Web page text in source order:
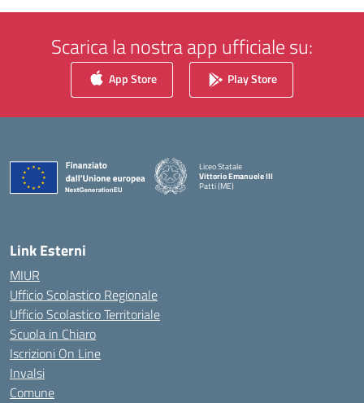
Scarica la nostra app ufficiale su:
App Store Play Store
Liceo Statale
Vittorio Emanuele III
Patti (ME)
Link Esterni
MIUR
Ufficio Scolastico Regionale
Ufficio Scolastico Territoriale
Scuola in Chiaro
Iscrizioni On Line
Invalsi
Comune